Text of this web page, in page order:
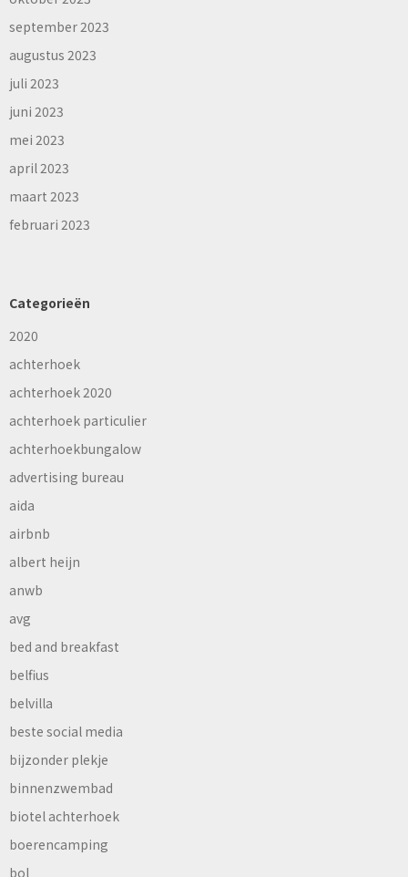
september 2023
augustus 2023
juli 2023
juni 2023
mei 2023
april 2023
maart 2023
februari 2023
Categorieën
2020
achterhoek
achterhoek 2020
achterhoek particulier
achterhoekbungalow
advertising bureau
aida
airbnb
albert heijn
anwb
avg
bed and breakfast
belfius
belvilla
beste social media
bijzonder plekje
binnenzwembad
biotel achterhoek
boerencamping
bol